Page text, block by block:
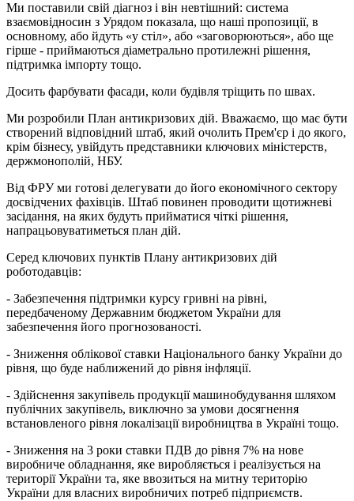
Ми поставили свій діагноз і він невтішний: система
взаємовідносин з Урядом показала, що наші пропозиції, в
основному, або йдуть «у стіл», або «заговорюються», або ще
гірше - приймаються діаметрально протилежні рішення,
підтримка імпорту тощо.
Досить фарбувати фасади, коли будівля тріщить по швах.
Ми розробили План антикризових дій. Вважаємо, що має бути
створений відповідний штаб, який очолить Прем'єр і до якого,
крім бізнесу, увійдуть представники ключових міністерств,
держмонополій, НБУ.
Від ФРУ ми готові делегувати до його економічного сектору
досвідчених фахівців. Штаб повинен проводити щотижневі
засідання, на яких будуть прийматися чіткі рішення,
напрацьовуватиметься план дій.
Серед ключових пунктів Плану антикризових дій
роботодавців:
- Забезпечення підтримки курсу гривні на рівні,
передбаченому Державним бюджетом України для
забезпечення його прогнозованості.
- Зниження облікової ставки Національного банку України до
рівня, що буде наближений до рівня інфляції.
- Здійснення закупівель продукції машинобудування шляхом
публічних закупівель, виключно за умови досягнення
встановленого рівня локалізації виробництва в Україні тощо.
- Зниження на 3 роки ставки ПДВ до рівня 7% на нове
виробниче обладнання, яке виробляється і реалізується на
території України та, яке ввозиться на митну територію
України для власних виробничих потреб підприємств.